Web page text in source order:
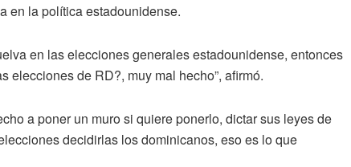
en la política estadounidense.
en las elecciones generales estadounidense, entonces
elecciones de RD?, muy mal hecho”, afirmó.
a poner un muro si quiere ponerlo, dictar sus leyes de
decidirlas los dominicanos, eso es lo que